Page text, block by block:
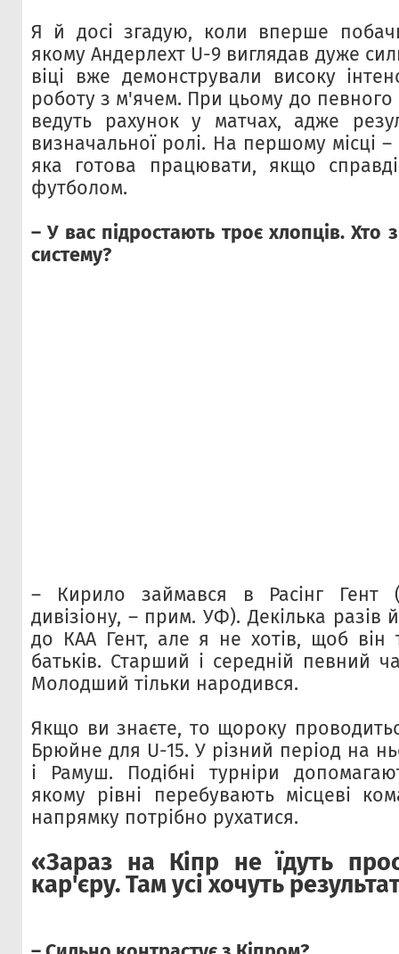
Я й досі згадую, коли вперше
якому Андерлехт U-9 виглядав дуже
віці вже демонстрували високу
роботу з м'ячем. При цьому до певного
ведуть рахунок у матчах, адже
визначальної ролі. На першому місці
яка готова працювати, якщо
футболом.
– У вас підростають троє хлопців.
систему?
– Кирило займався в Расінг Гент
дивізіону, – прим. УФ). Декілька разів
до КAA Гент, але я не хотів, щоб він
батьків. Старший і середній певний
Молодший тільки народився.
Якщо ви знаєте, то щороку
Брюйне для U-15. У різний період на
і Рамуш. Подібні турніри
якому рівні перебувають місцеві
напрямку потрібно рухатися.
«Зараз на Кіпр не їдуть
кар'єру. Там усі хочуть